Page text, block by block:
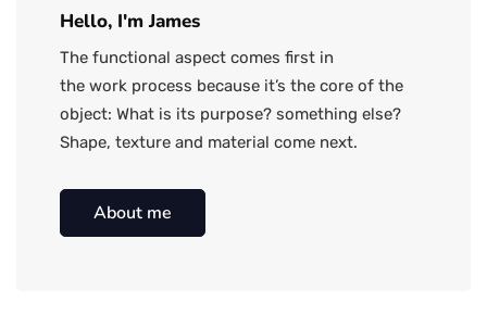
Hello, I'm James
The functional aspect comes first in
the work process because it’s the core of the
object: What is its purpose? something else?
Shape, texture and material come next.
About me